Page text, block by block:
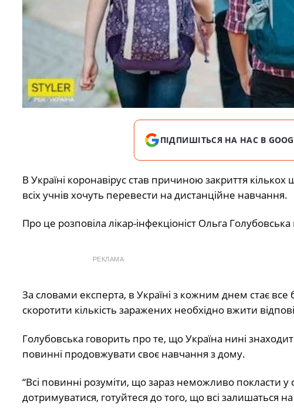
ПІДПИШІТЬСЯ НА НАС В
В Україні коронавірус став причиною закриття кількох
всіх учнів хочуть перевести на дистанційне навчання.
Про це розповіла лікар-інфекціоніст Ольга
РЕКЛАМА
За словами експерта, в Україні з кожним днем стає
скоротити кількість заражених необхідно вжити
Голубовська говорить про те, що Україна нині
повинні продовжувати своє навчання з дому.
“Всі повинні розуміти, що зараз неможливо покласти
дотримуватися, готуйтеся до того, що всі залишаться